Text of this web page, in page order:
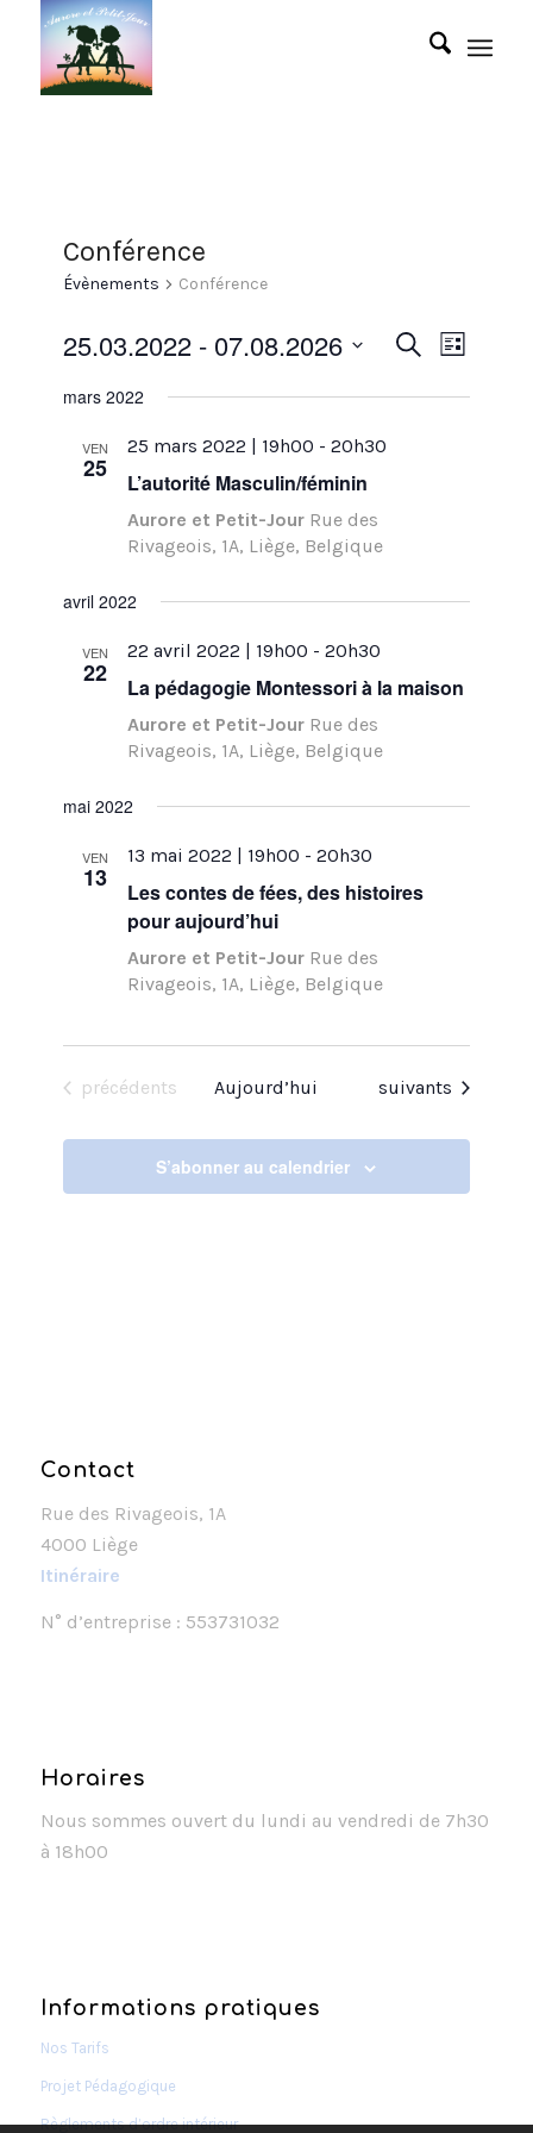
Conférence
Évènements Conférence
Recherche
de
vues
Liste
25.03.2022 - 07.08.2026
une
date.
mars 2022
VEN
25
25 mars 2022 | 19h00 -20h30
L’autorité Masculin/féminin
Aurore et Petit-Jour Rue des
Rivageois, 1A, Liège, Belgique
avril 2022
VEN
22
22 avril 2022 | 19h00 -20h30
La pédagogie Montessori à la maison
Aurore et Petit-Jour Rue des
Rivageois, 1A, Liège, Belgique
mai 2022
VEN
13
13 mai 2022 | 19h00 -20h30
Les contes de fées, des histoires
pour aujourd’hui
Aurore et Petit-Jour Rue des
Rivageois, 1A, Liège, Belgique
Évènements
précédents Aujourd’hui Évènements
suivants
S’abonner au calendrier
Contact
Rue des Rivageois, 1A
4000 Liège
Itinéraire
N° d’entreprise : 553731032
Horaires
Nous sommes ouvert du lundi au vendredi de 7h30
à 18h00
Informations pratiques
Nos Tarifs
Projet Pédagogique
Règlements d’ordre intérieur